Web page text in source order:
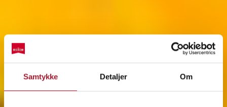
Samtykke Detaljer Om